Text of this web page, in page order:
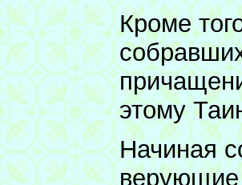
Кроме
этому
Начиная
верующие